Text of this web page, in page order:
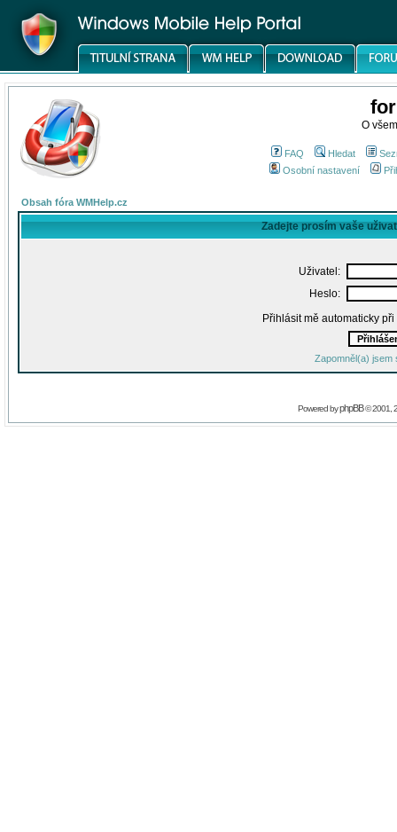
O
FAQ Hledat
Osobní nastavení
Obsah fóra WMHelp.cz
Zadejte prosím vaše
Uživatel:
Heslo:
Přihlásit mě automaticky
Zapomněl(a) jsem
Powered byphpBB© 2001,